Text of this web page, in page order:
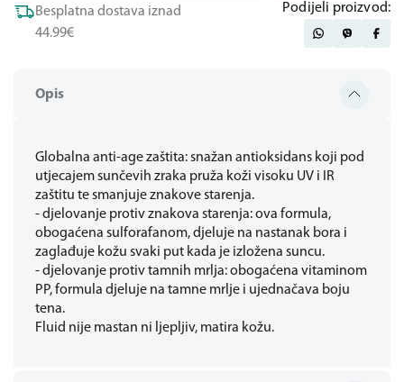
Opis
Globalna anti-age zaštita: snažan antioksidans koji pod
utjecajem sunčevih zraka pruža koži visoku UV i IR
zaštitu te smanjuje znakove starenja.
- djelovanje protiv znakova starenja: ova formula,
obogaćena sulforafanom, djeluje na nastanak bora i
zaglađuje kožu svaki put kada je izložena suncu.
- djelovanje protiv tamnih mrlja: obogaćena vitaminom
PP, formula djeluje na tamne mrlje i ujednačava boju
tena.
Fluid nije mastan ni ljepljiv, matira kožu.
Besplatna dostava iznad
44.99€
Podijeli proizvod: